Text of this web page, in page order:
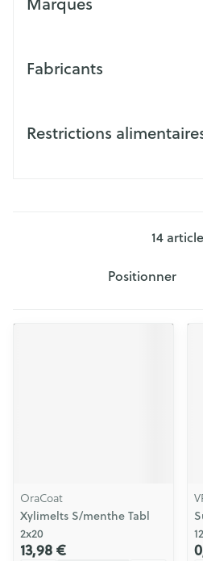
Fabricants
Restrictions
14
Trier par:
OraCoat
Xylimelts S/menthe Tabl
2x20
13,98 €